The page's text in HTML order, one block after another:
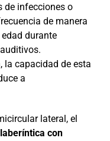
de infecciones o
de manera
durante
la capacidad de esta
a
lateral, el
con